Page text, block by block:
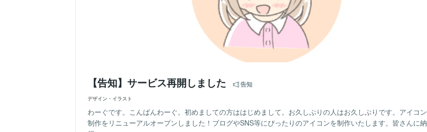
【告知】サービス再開しました 告知
デザイン・イラスト
わーぐです。こんばんわーぐ。初めましての方ははじめまして。お久しぶりの人はお久しぶりです。アイコン
制作をリニューアルオープンしました！ブログやSNS等にぴったりのアイコンを制作いたします。皆さんに納